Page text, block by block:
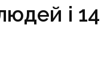
і 14